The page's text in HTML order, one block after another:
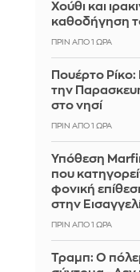
Χούθι και
καθοδήγηση
ΠΡΙΝ ΑΠΌ 1 ΏΡΑ
Πουέρτο
την
στο νησί
ΠΡΙΝ ΑΠΌ 1 ΏΡΑ
Υπόθεση
που
φονική
στην
ΠΡΙΝ ΑΠΌ 1 ΏΡΑ
Τραμπ: Ο